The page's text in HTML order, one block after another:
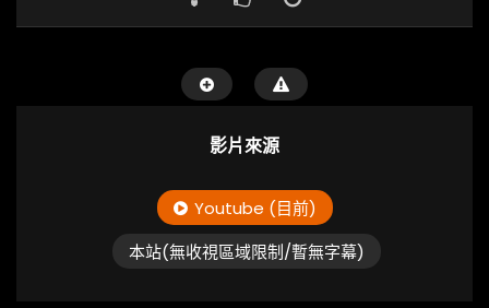
影片來源
Youtube (目前)
本站(無收視區域限制/暫無字幕)